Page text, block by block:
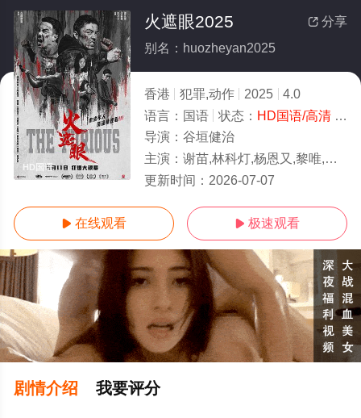
HD国语
 分享
火遮眼2025
别名：huozheyan2025
香港 犯罪,动作 2025
4.0
语言： 国语 状态： HD国语/高清- 免费在线观看
导演： 谷垣健治
主演： 谢苗,林科灯,杨恩又,黎唯,雅彦·鲁伊安,杰佳·亚宁,岩永丞威,萨哈贾克·波斯安吉特,玛娜
更新时间： 2026-07-07
 在线观看  极速观看
剧情介绍 我要评分